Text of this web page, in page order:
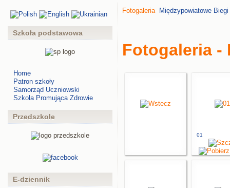
Szkoła podstawowa
Home
Patron szkoły
Samorząd Uczniowski
Szkoła Promująca Zdrowie
Przedszkole
E-dziennik
Fotogaleria Międzypowiatowe Biegi
Fotogaleria -
01